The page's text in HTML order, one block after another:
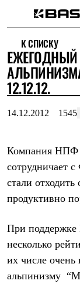
Интернет-магазин
Мужская одежда
Утепленная пухом
Куртки
Брюки
Комбинезоны
Штормовая
Куртки
Софтшелл
Куртки
Флисовая одежда
Куртки
Брюки
Теплое
К СПИСКУ
ЕЖЕГОДНЫЙ
12.12.12.
14.12.2012 1545
Компания НПФ
сотрудничает
стали
продуктивно
При
несколько
их числе
альпинизму